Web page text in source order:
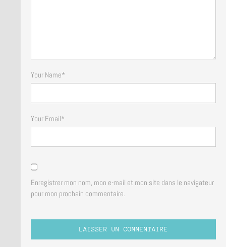
Your Name*
Your Email*
Enregistrer mon nom, mon e-mail et mon site dans le navigateur
pour mon prochain commentaire.